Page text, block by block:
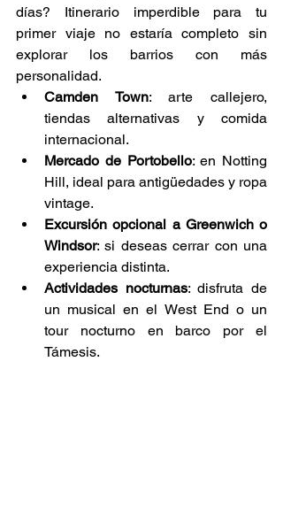
días? Itinerario imperdible para tu
primer viaje no estaría completo sin
explorar los barrios con más
personalidad.
Camden Town: arte callejero,
tiendas alternativas y comida
internacional.
Mercado de Portobello: en Notting
Hill, ideal para antigüedades y ropa
vintage.
Excursión opcional a Greenwich o
Windsor: si deseas cerrar con una
experiencia distinta.
Actividades nocturnas: disfruta de
un musical en el West End o un
tour nocturno en barco por el
Támesis.